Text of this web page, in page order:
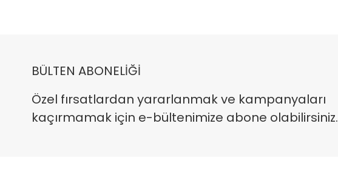
BÜLTEN ABONELİĞİ
Özel fırsatlardan yararlanmak ve kampanyaları
kaçırmamak için e-bültenimize abone olabilirsiniz.